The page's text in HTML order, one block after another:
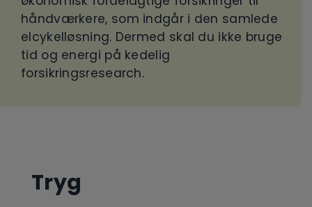
håndværkere, som indgår i den samlede
elcykelløsning. Dermed skal du ikke bruge
tid og energi på kedelig
forsikringsresearch.
Tryg